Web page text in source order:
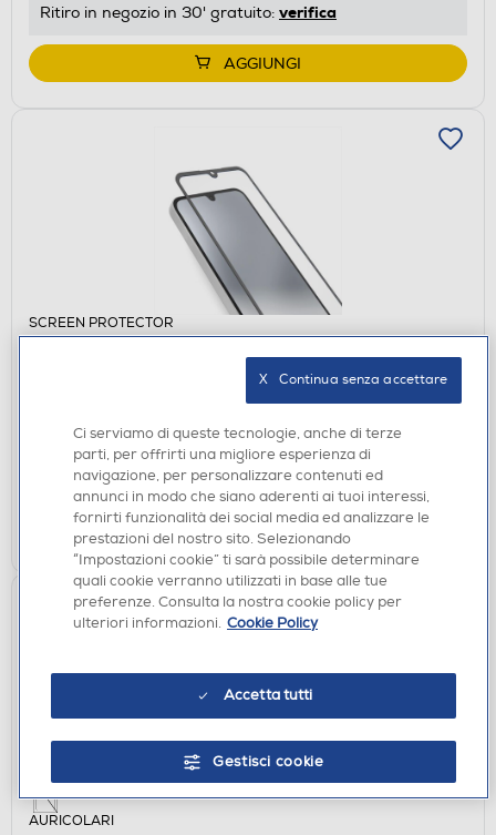
Ritiro in negozio in 30' gratuito: verifica
AGGIUNGI
SCREEN PROTECTOR
Acquisto online:disponibile
Ritiro in negozio in 30' gratuito:verifica
AGGIUNGI
AURICOLARI
Ci serviamo di queste tecnologie, anche di terze
parti, per offrirti una migliore esperienza di
navigazione, per personalizzare contenuti ed
annunci in modo che siano aderenti ai tuoi interessi,
fornirti funzionalità dei social media ed analizzare le
prestazioni del nostro sito. Selezionando
“Impostazioni cookie” ti sarà possibile determinare
quali cookie verranno utilizzati in base alle tue
preferenze. Consulta la nostra cookie policy per
ulteriori informazioni. Cookie Policy
Accetta tutti
Gestisci cookie
X   Continua senza accettare